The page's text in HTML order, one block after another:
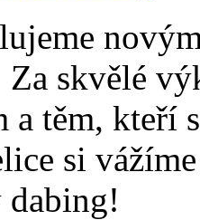
skvělé
a těm, kteří
si